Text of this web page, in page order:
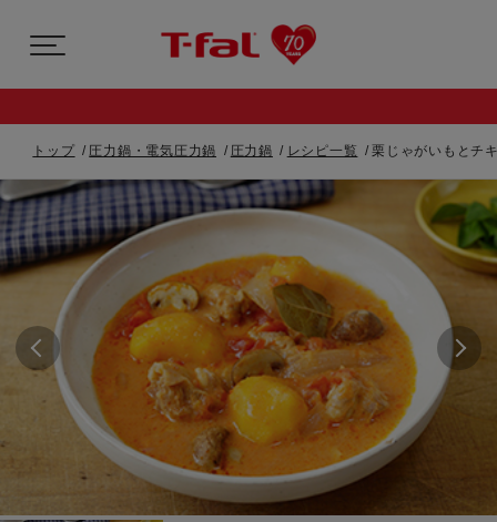
トップ 圧力鍋・電気圧力鍋 圧力鍋 レシピ一覧 栗じゃがいもとチ